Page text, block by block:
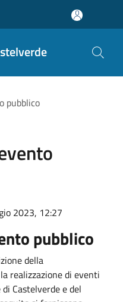
pubblico
2023, 12:27
pubblico
della
realizzazione di eventi
Castelverde e del